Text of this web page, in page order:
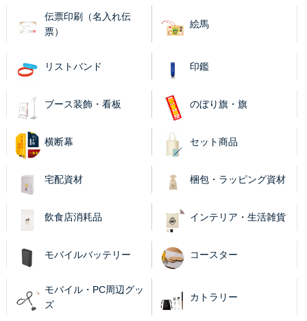
伝票印刷（名入れ伝
票）
絵馬
リストバンド 印鑑
ブース装飾・看板 のぼり旗・旗
横断幕 セット商品
宅配資材 梱包・ラッピング資材
飲食店消耗品 インテリア・生活雑貨
モバイルバッテリー コースター
モバイル・PC周辺グッ
ズ
カトラリー